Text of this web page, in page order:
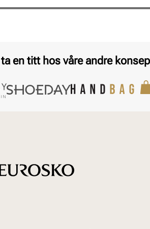
en titt hos våre andre